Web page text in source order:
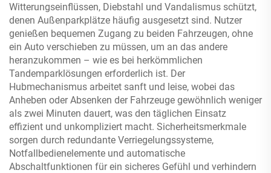
Witterungseinflüssen, Diebstahl und Vandalismus schützt,
denen Außenparkplätze häufig ausgesetzt sind. Nutzer
genießen bequemen Zugang zu beiden Fahrzeugen, ohne
ein Auto verschieben zu müssen, um an das andere
heranzukommen – wie es bei herkömmlichen
Tandemparklösungen erforderlich ist. Der
Hubmechanismus arbeitet sanft und leise, wobei das
Anheben oder Absenken der Fahrzeuge gewöhnlich weniger
als zwei Minuten dauert, was den täglichen Einsatz
effizient und unkompliziert macht. Sicherheitsmerkmale
sorgen durch redundante Verriegelungssysteme,
Notfallbedienelemente und automatische
Abschaltfunktionen für ein sicheres Gefühl und verhindern